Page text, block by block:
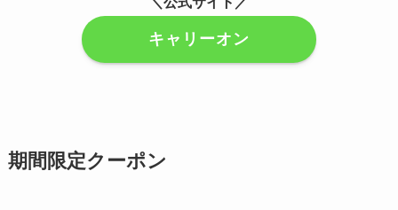
キャリーオン
期間限定クーポン